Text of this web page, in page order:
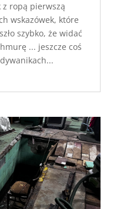
z ropą pierwszą
wskazówek, które
szybko, że widać
... jeszcze coś